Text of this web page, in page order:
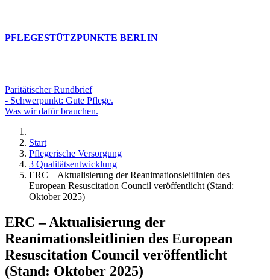
PFLEGESTÜTZPUNKTE BERLIN
Paritätischer Rundbrief
- Schwerpunkt: Gute Pflege.
Was wir dafür brauchen.
Start
Pflegerische Versorgung
3 Qualitätsentwicklung
ERC – Aktualisierung der Reanimationsleitlinien des
European Resuscitation Council veröffentlicht (Stand:
Oktober 2025)
ERC – Aktualisierung der
Reanimationsleitlinien des European
Resuscitation Council veröffentlicht
(Stand: Oktober 2025)